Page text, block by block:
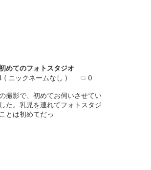
めてのフォトスタジオ
( ニックネームなし ) 0
撮影で、初めてお伺いさせてい
た。乳児を連れてフォトスタジ
とは初めてだっ